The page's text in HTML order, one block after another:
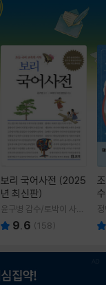
보리 국어사전 (2025
년 최신판)
윤구병 감수/토박이 사전
편찬실 편
9.6 (158)